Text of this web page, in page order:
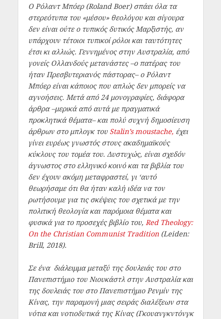
Ο Ρόλαντ Μπόερ (Roland Boer) σπάει όλα τα
στερεότυπα του «μέσου» θεολόγου και σίγουρα
δεν είναι ούτε ο τυπικός δυτικός Μαρξιστής, αν
υπάρχουν τέτοιοι τυπικοί ρόλοι και ταυτότητες
έτσι κι αλλιώς. Γεννημένος στην Αυστραλία, από
γονείς Ολλανδούς μετανάστες –ο πατέρας του
ήταν Πρεσβυτεριανός πάστορας– ο Ρόλαντ
Μπόερ είναι κάποιος που απλώς δεν μπορείς να
αγνοήσεις. Μετά από 24 μονογραφίες, διάφορα
άρθρα –μερικά από αυτά με πραγματικά
προκλητικά θέματα– και πολύ συχνή δημοσίευση
άρθρων στο μπλογκ του Stalin’s moustache, έχει
γίνει ευρέως γνωστός στους ακαδημαϊκούς
κύκλους του τομέα του. Δυστυχώς, είναι σχεδόν
άγνωστος στο ελληνικό κοινό και τα βιβλία του
δεν έχουν ακόμη μεταφραστεί, γι ‘αυτό
θεωρήσαμε ότι θα ήταν καλή ιδέα να τον
ρωτήσουμε για τις σκέψεις του σχετικά με την
πολιτική θεολογία και παρόμοια θέματα και
φυσικά για το προσεχές βιβλίο του, Red Theology:
On the Christian Communist Tradition(Leiden:
Brill, 2018).
Σε ένα διάλειμμα μεταξύ της δουλειάς του στο
Πανεπιστήμιο του Νιουκάστλ στην Αυστραλία και
της δουλειάς του στο Πανεπιστήμιο Ρενμίν της
Κίνας, την παραμονή μιας σειράς διαλέξεων στα
νότια και νοτιοδυτικά της Κίνας (Γκουανγκντόνγκ